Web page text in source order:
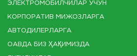
ЭЛЕКТРОМОБИЛЧИЛАР УЧУН
КОРПОРАТИВ МИЖОЗЛАРГА
АВТОДИЛЕРЛАРГА
ОАВДА БИЗ ҲАҚИМИЗДА